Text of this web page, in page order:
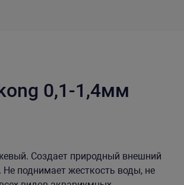
0,1-1,4мм
Создает природный внешний
поднимает жесткость воды, не